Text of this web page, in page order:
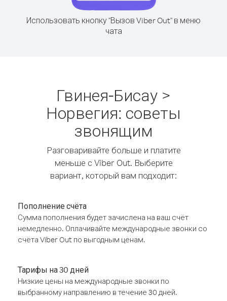
Использовать кнопку "Вызов Viber Out" в меню
чата
Гвинея-Бисау >
Норвегия: советы
звонящим
Разговаривайте больше и платите
меньше с Viber Out. Выберите
вариант, который вам подходит:
Пополнение счёта
Сумма пополнения будет зачислена на ваш счёт
немедленно. Оплачивайте международные звонки со
счёта Viber Out по выгодным ценам.
Тарифы на 30 дней
Низкие цены на международные звонки по
выбранному направлению в течение 30 дней.